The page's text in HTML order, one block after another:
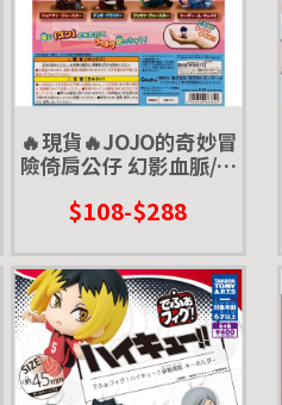
🔥現貨🔥JOJO的奇妙冒
險倚肩公仔 幻影血脈/戰
喬 二喬 DIO 西薩
$108-$288